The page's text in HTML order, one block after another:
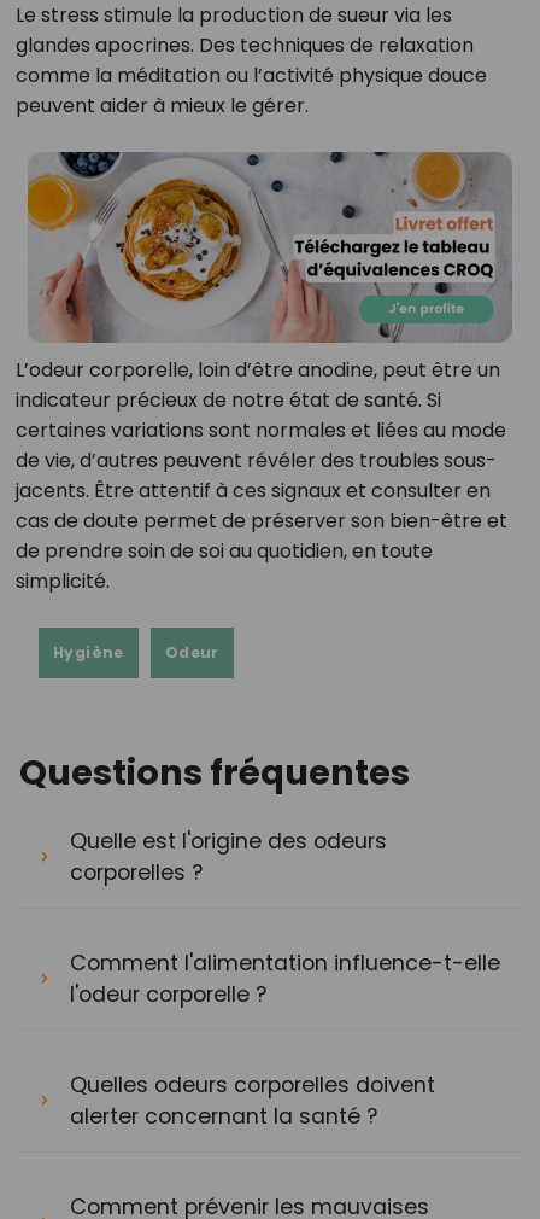
Le stress stimule la production de sueur via les
glandes apocrines. Des techniques de relaxation
comme la méditation ou l’activité physique douce
peuvent aider à mieux le gérer.
L’odeur corporelle, loin d’être anodine, peut être un
indicateur précieux de notre état de santé. Si
certaines variations sont normales et liées au mode
de vie, d’autres peuvent révéler des troubles sous-
jacents. Être attentif à ces signaux et consulter en
cas de doute permet de préserver son bien-être et
de prendre soin de soi au quotidien, en toute
simplicité.
Hygiène Odeur
Questions fréquentes
Quelle est l'origine des odeurs
corporelles ?
Comment l'alimentation influence-t-elle
l'odeur corporelle ?
Quelles odeurs corporelles doivent
alerter concernant la santé ?
Comment prévenir les mauvaises